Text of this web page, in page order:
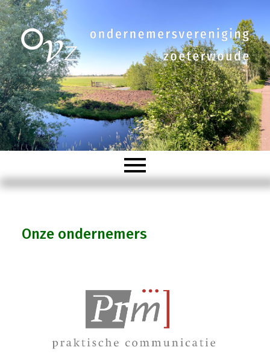
Organisatie
Statuten
Nieuws
Onze ondernemers